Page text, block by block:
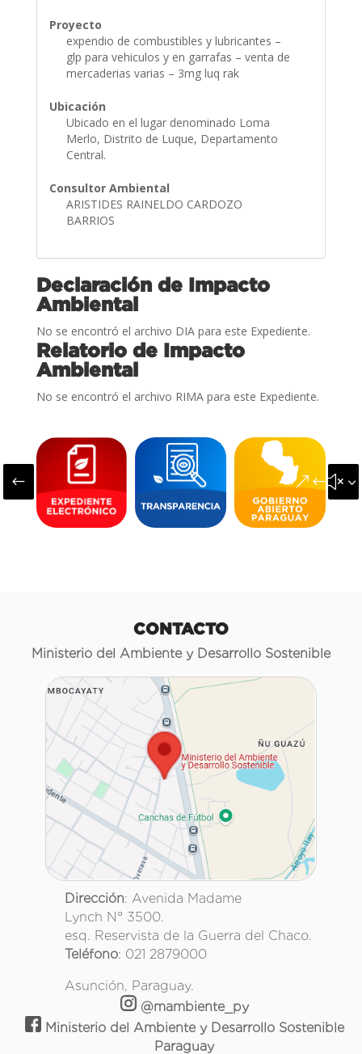
Proyecto
expendio de combustibles y lubricantes –
glp para vehiculos y en garrafas – venta de
mercaderias varias – 3mg luq rak
Ubicación
Ubicado en el lugar denominado Loma
Merlo, Distrito de Luque, Departamento
Central.
Consultor Ambiental
ARISTIDES RAINELDO CARDOZO
BARRIOS
Declaración de Impacto
Ambiental
No se encontró el archivo DIA para este Expediente.
Relatorio de Impacto
Ambiental
No se encontró el archivo RIMA para este Expediente.
#
CONTACTO
Ministerio del Ambiente y Desarrollo Sostenible
Dirección: Avenida Madame
Lynch N° 3500.
esq. Reservista de la Guerra del Chaco.
Teléfono: 021 2879000
Asunción, Paraguay.
@mambiente_py
Ministerio del Ambiente y Desarrollo Sostenible
Paraguay